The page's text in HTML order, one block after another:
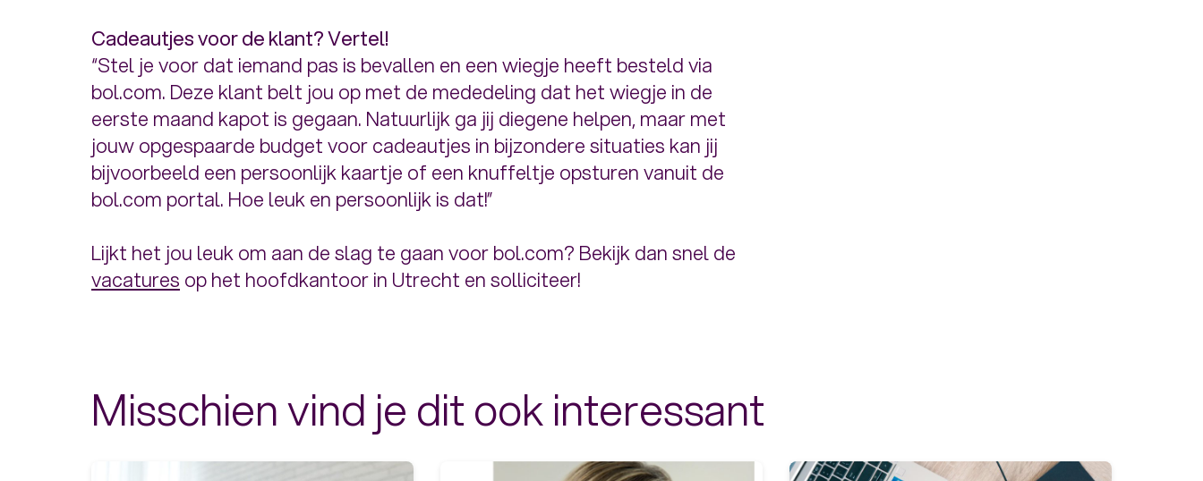
Cadeautjes voor de klant? Vertel!
“Stel je voor dat iemand pas is bevallen en een wiegje heeft besteld via
bol.com. Deze klant belt jou op met de mededeling dat het wiegje in de
eerste maand kapot is gegaan. Natuurlijk ga jij diegene helpen, maar met
jouw opgespaarde budget voor cadeautjes in bijzondere situaties kan jij
bijvoorbeeld een persoonlijk kaartje of een knuffeltje opsturen vanuit de
bol.com portal. Hoe leuk en persoonlijk is dat!”
Lijkt het jou leuk om aan de slag te gaan voor bol.com? Bekijk dan snel de
vacatures op het hoofdkantoor in Utrecht en solliciteer!
Misschien vind je dit ook interessant